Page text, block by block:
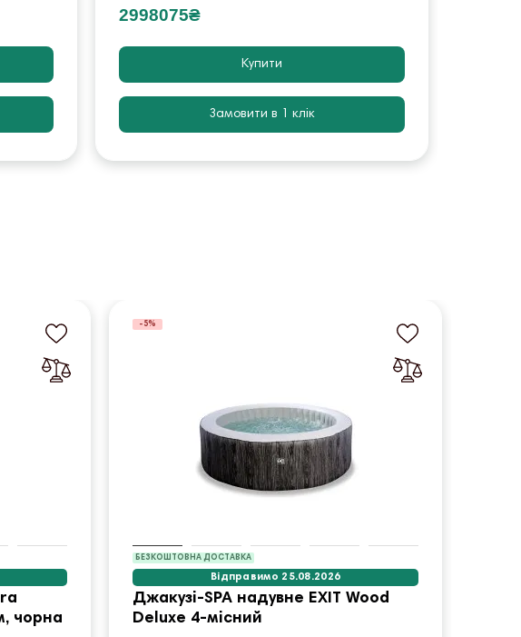
2998075₴
Купити
Замовити в 1 клік
чорна
БЕЗКОШТОВНА ДОСТАВКА
-5%
Відправимо 25.08.2026
Джакузі-SPA надувне EXIT Wood
Deluxe 4-місний